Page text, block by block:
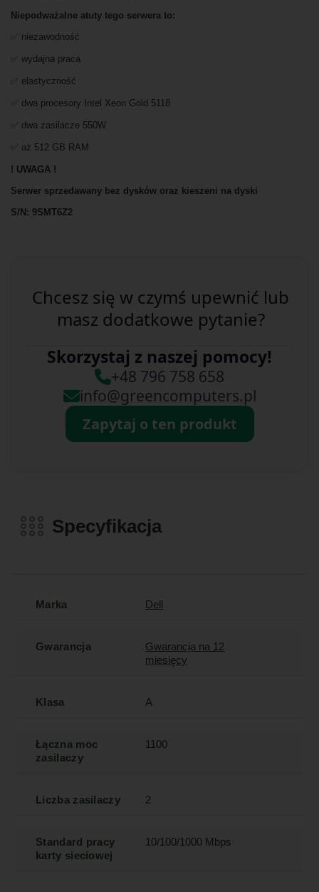
Niepodważalne atuty tego serwera to:
✅ niezawodność
✅ wydajna praca
✅ elastyczność
✅ dwa procesory Intel Xeon Gold 5118
✅ dwa zasilacze 550W
✅ aż 512 GB RAM
! UWAGA !
Serwer sprzedawany bez dysków oraz kieszeni na dyski
S/N: 9SMT6Z2
Chcesz się w czymś upewnić lub
masz dodatkowe pytanie?
Skorzystaj z naszej pomocy!
+48 796 758 658
info@greencomputers.pl
Zapytaj o ten produkt
Specyfikacja
Marka Dell
Gwarancja
Gwarancja na 12
miesięcy
Klasa A
Łączna moc
zasilaczy
1100
Liczba zasilaczy 2
Standard pracy
karty sieciowej
10/100/1000 Mbps